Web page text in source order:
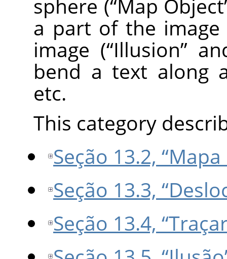
sphere (“Map Object
a part of the
image (“Illusion”
bend a text along
etc.
This category
Seção 13.2,
Seção 13.3,
Seção 13.4,